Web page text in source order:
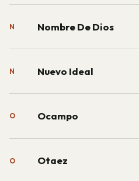
N Nombre De Dios
N Nuevo Ideal
O Ocampo
O Otaez